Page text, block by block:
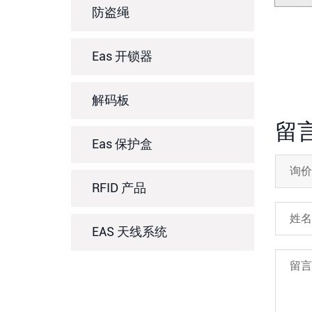
防盗绳
Eas 开锁器
解码板
Eas 保护盒
RFID 产品
EAS 天线系统
留